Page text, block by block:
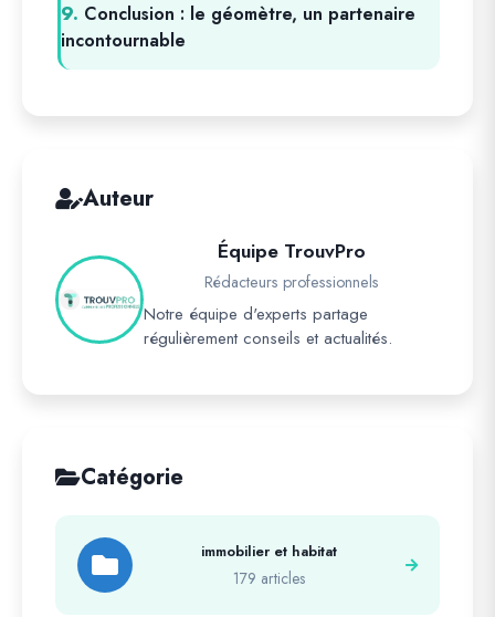
9. Conclusion : le géomètre, un partenaire
incontournable
Auteur
Équipe TrouvPro
Rédacteurs professionnels
Notre équipe d'experts partage
régulièrement conseils et actualités.
Catégorie
immobilier et habitat
179 articles